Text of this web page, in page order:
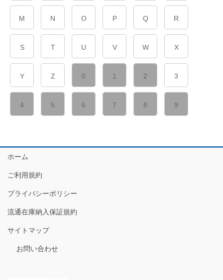
M N O P Q R
S T U V W X
Y Z 0 1 2 3
4 5 6 7 8 9
ホーム
ご利用規約
プライバシーポリシー
流通在庫納入保証規約
サイトマップ
お問い合わせ